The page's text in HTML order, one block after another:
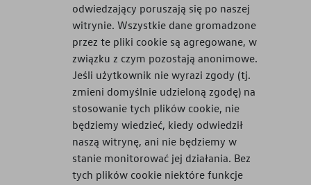
odwiedzający poruszają się po naszej
witrynie. Wszystkie dane gromadzone
przez te pliki cookie są agregowane, w
związku z czym pozostają anonimowe.
Jeśli użytkownik nie wyrazi zgody (tj.
zmieni domyślnie udzieloną zgodę) na
stosowanie tych plików cookie, nie
będziemy wiedzieć, kiedy odwiedził
naszą witrynę, ani nie będziemy w
stanie monitorować jej działania. Bez
tych plików cookie niektóre funkcje